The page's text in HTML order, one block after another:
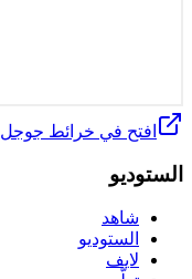
افتح في خرائط جوجل
الستوديو
شاهد
الستوديو
لايف